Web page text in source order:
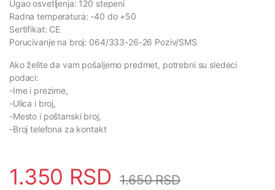
Ugao osvetljenja: 120 stepeni
Radna temperatura: -40 do +50
Sertifikat: CE
Porucivanje na broj: 064/333-26-26 Poziv/SMS
Ako želite da vam pošaljemo predmet, potrebni su sledeci
podaci:
-Ime i prezime,
-Ulica i broj,
-Mesto i poštanski broj,
-Broj telefona za kontakt
1.350 RSD 1.650RSD